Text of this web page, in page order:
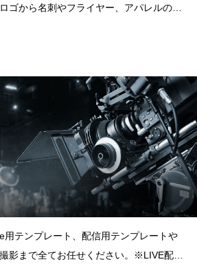
ゴから名刺やフライヤー、アパレルのデ
用テンプレート、配信用テンプレートや
影まで全てお任せください。※LIVE配信